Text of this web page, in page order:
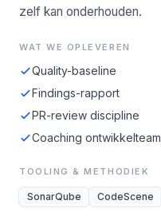
zelf kan onderhouden.
WAT WE OPLEVEREN
Quality-baseline
Findings-rapport
PR-review discipline
Coaching ontwikkelteam
TOOLING & METHODIEK
SonarQube CodeScene